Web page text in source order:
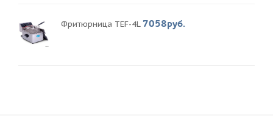
Фритюрница TEF-4L 7058руб.